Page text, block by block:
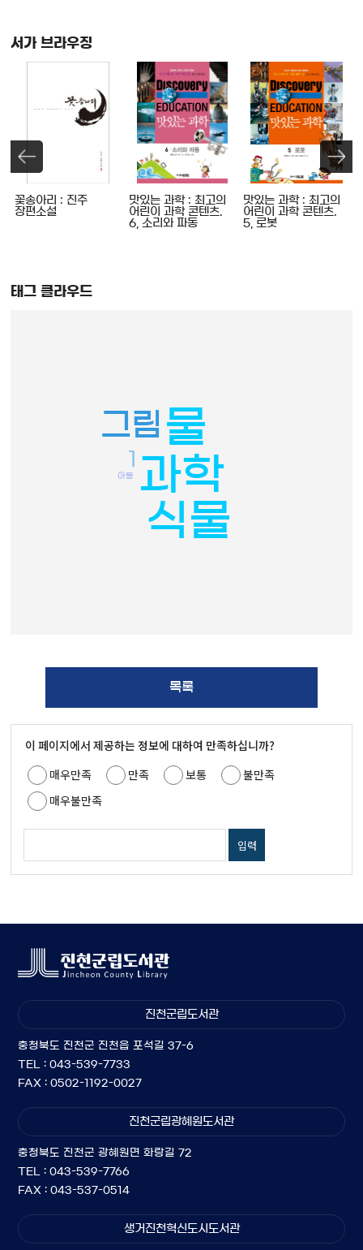
서가 브라우징
꽃송아리 : 진주
장편소설
맛있는 과학 : 최고의
어린이 과학 콘텐츠.
6, 소리와 파동
맛있는 과학 : 최고의
어린이 과학 콘텐츠.
5, 로봇
태그 클라우드
과학
물
식물
그림
아동
목록
이 페이지에서 제공하는 정보에 대하여 만족하십니까?
매우만족
만족 보통
불만족
매우불만족
진천군립도서관
충청북도 진천군 진천읍 포석길 37-6
TEL : 043-539-7733
FAX : 0502-1192-0027
진천군립광혜원도서관
충청북도 진천군 광혜원면 화랑길 72
TEL : 043-539-7766
FAX : 043-537-0514
생거진천혁신도시도서관